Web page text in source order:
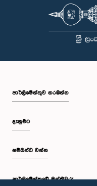
පාර්ලි‌මේන්තුව නරඹන්න
දැනුමට
සම්බන්ධ වන්න
පාර්ලි‌මේන්තුවේ මන්ත්‍රීවරු